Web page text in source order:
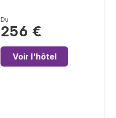
Du
256 €
Voir l'hôtel